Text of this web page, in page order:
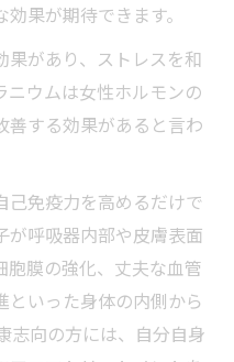
果が期待できます。
があり、ストレスを和
ニウムは女性ホルモンの
善する効果があると言わ
免疫力を高めるだけで
が呼吸器内部や皮膚表面
胞膜の強化、丈夫な血管
いった身体の内側から
向の方には、自分自身